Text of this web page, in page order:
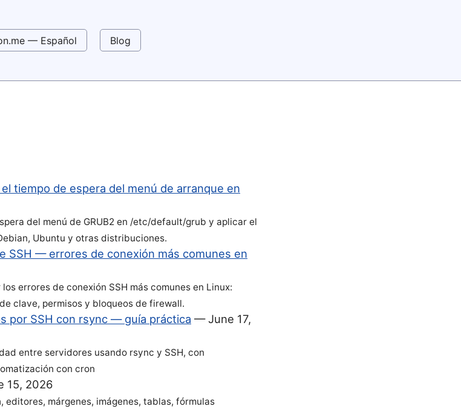
— Español Blog
tiempo de espera del menú de arranque en
del menú de GRUB2 en /etc/default/grub y aplicar el
Ubuntu y otras distribuciones.
SSH — errores de conexión más comunes en
errores de conexión SSH más comunes en Linux:
clave, permisos y bloqueos de firewall.
por SSH con rsync — guía práctica —June 17,
entre servidores usando rsync y SSH, con
con cron
15, 2026
editores, márgenes, imágenes, tablas, fórmulas